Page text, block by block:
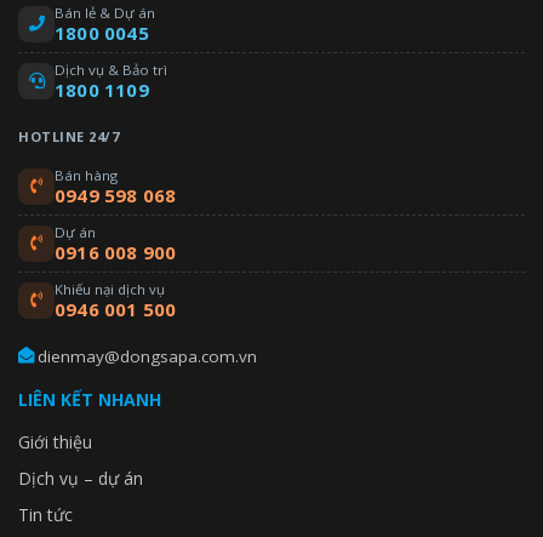
hiệu suất làm mát và sưởi ấm đảm bảo.
Thiết kế đường ống linh hoạt
Nhờ chiều dài đường ống mở rộng, DVM S ECO mang lại sự linh
hoạt tối đa khi triển khai lắp đặt. Do đó, mức độ chênh lệch giữa
dàn lạnh và dàn nóng có thể lên đến 50m, và chiều dài đường
Bán lẻ & Dự án
1800 0045
Dịch vụ & Bảo trì
1800 1109
HOTLINE 24/7
Bán hàng
0949 598 068
Dự án
0916 008 900
Khiếu nại dịch vụ
0946 001 500
dienmay@dongsapa.com.vn
LIÊN KẾT NHANH
Giới thiệu
Dịch vụ – dự án
Tin tức